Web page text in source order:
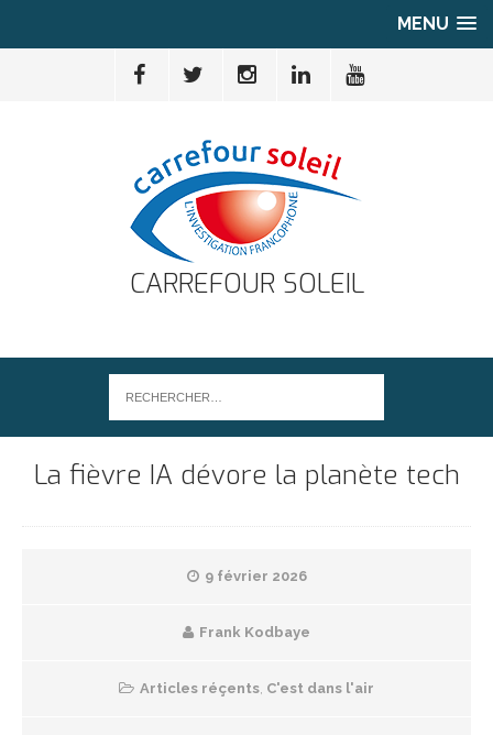
MENU
CARREFOUR SOLEIL
La fièvre IA dévore la planète tech
9 février 2026
Frank Kodbaye
Articles réçents, C'est dans l'air